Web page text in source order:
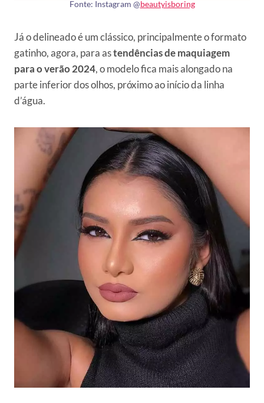
Fonte: Instagram @beautyisboring
Já o delineado é um clássico, principalmente o formato
gatinho, agora, para astendências demaquiagem
para o verão 2024, o modelo fica mais alongado na
parte inferior dos olhos, próximo ao início da linha
d’água.